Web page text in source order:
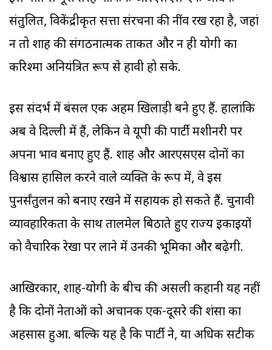
संतुलित, विकेंद्रीकृत सत्ता संरचना की नींव रख रहा है, जहां
न तो शाह की संगठनात्मक ताकत और न ही योगी का
करिश्मा अनियंत्रित रूप से हावी हो सके.
इस संदर्भ में बंसल एक अहम खिलाड़ी बने हुए हैं. हालांकि
अब वे दिल्ली में हैं, लेकिन वे यूपी की पार्टी मशीनरी पर
अपना प्रभाव बनाए हुए हैं. शाह और आरएसएस दोनों का
विश्वास हासिल करने वाले व्यक्ति के रूप में, वे इस
पुनर्संतुलन को बनाए रखने में सहायक हो सकते हैं. चुनावी
व्यावहारिकता के साथ तालमेल बिठाते हुए राज्य इकाइयों
को वैचारिक रेखा पर लाने में उनकी भूमिका और बढ़ेगी.
आखिरकार, शाह-योगी के बीच की असली कहानी यह नहीं
है कि दोनों नेताओं को अचानक एक-दूसरे की प्रशंसा का
अहसास हुआ. बल्कि यह है कि पार्टी ने, या अधिक सटीक